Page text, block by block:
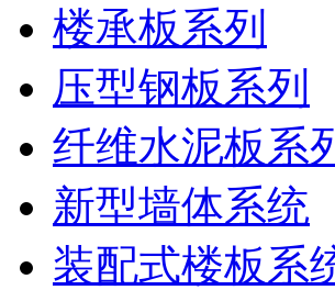
楼承板系列
压型钢板系列
纤维水泥板系
新型墙体系统
装配式楼板系